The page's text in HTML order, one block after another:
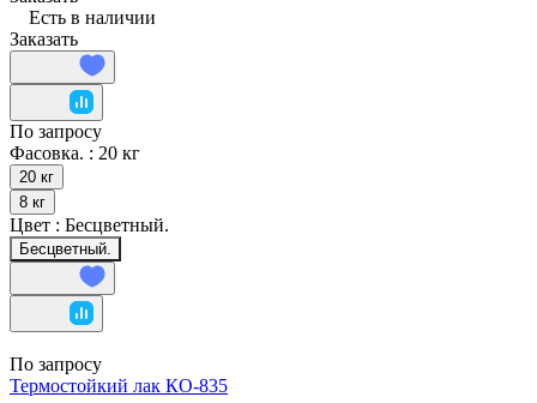
Есть в наличии
Заказать
По запросу
Фасовка. : 20 кг
20 кг
8 кг
Цвет : Бесцветный.
Бесцветный.
По запросу
Термостойкий лак КО-835